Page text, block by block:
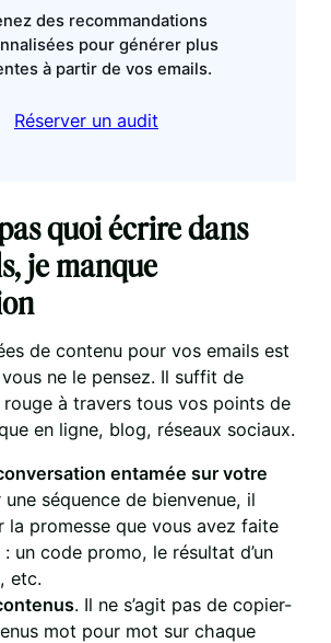
des recommandations
pour générer plus
à partir de vos emails.
Réserver un audit
quoi écrire dans
je manque
de contenu pour vos emails est
ne le pensez. Il suffit de
à travers tous vos points de
en ligne, blog, réseaux sociaux.
entamée sur votre
une séquence de bienvenue, il
la promesse que vous avez faite
un code promo, le résultat d’un
etc.
. Il ne s’agit pas de copier-
mot pour mot sur chaque